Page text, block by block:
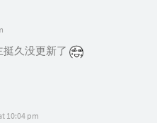
久没更新了
10:04 pm